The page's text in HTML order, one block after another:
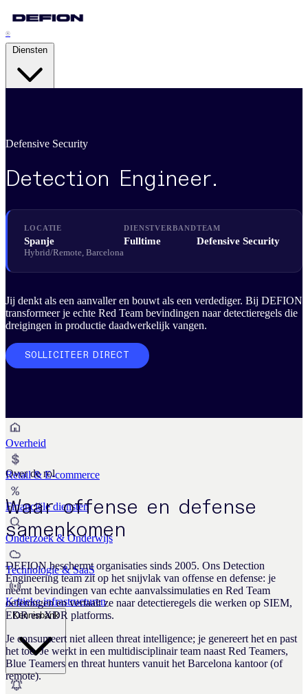
®
Strategic Resilience
Pentesting Services
Attack Readiness
Managed Detection & Response
Adaptive Threat Detection
Digital Forensics & IR
Business Continuity Services
Business Continuity & Recovery
Overheid
Retail & E-commerce
Financiële diensten
Onderzoek & Onderwijs
Technologie & SaaS
Kritieke infrastructuren
Kennisbank
Defensive Security
Detection Engineer.
LOCATIE
Spanje
Hybrid/Remote, Barcelona
DIENSTVERBAND
Fulltime
TEAM
Defensive Security
Jij denkt als een aanvaller en bouwt als een verdediger. Bij DEFION
transformeer je echte Red Team bevindingen naar detectieregels die
dreigingen in productie daadwerkelijk vangen.
SOLLICITEER DIRECT
Over de rol
Waar offense en defense
samenkomen
DEFION beschermt organisaties sinds 2005. Ons Detection
Engineering team zit op het snijvlak van offense en defense: je
neemt bevindingen van echte aanvalssimulaties en Red Team
oefeningen en vertaalt ze naar detectieregels die werken op SIEM,
EDR en XDR platforms.
Je consumeert niet alleen threat intelligence; je genereert het en past
het toe. Je werkt in een multidisciplinair team naast Red Teamers,
Blue Teamers en threat hunters vanuit het Barcelona kantoor (of
remote).